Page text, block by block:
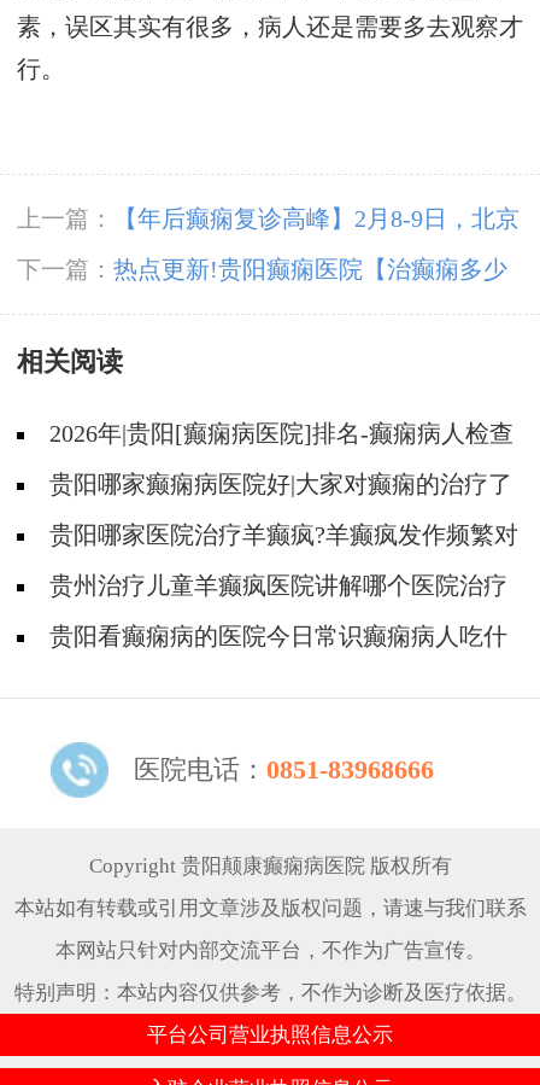
素，误区其实有很多，病人还是需要多去观察才
行。
上一篇：
【年后癫痫复诊高峰】2月8-9日，北京
友谊医院陈葵博士空降贵阳亲诊，助力患者早日
康复
下一篇： 热点更新!贵阳癫痫医院【治癫痫多少
钱】癫痫病人要进行心理疏导吗？
相关阅读
2026年|贵阳[癫痫病医院]排名-癫痫病人检查
对身体有影响吗?
贵阳哪家癫痫病医院好|大家对癫痫的治疗了
解吗?贵阳哪家医院治疗羊癫疯?羊癫疯发作频繁对
身体有什么危害?
贵州治疗儿童羊癫疯医院讲解哪个医院治疗
羊儿疯好?
贵阳看癫痫病的医院今日常识癫痫病人吃什
医院电话： 0851-83968666
Copyright 贵阳颠康癫痫病医院 版权所有
本站如有转载或引用文章涉及版权问题，请速与我们联系
本网站只针对内部交流平台，不作为广告宣传。
特别声明：本站内容仅供参考，不作为诊断及医疗依据。
平台公司营业执照信息公示